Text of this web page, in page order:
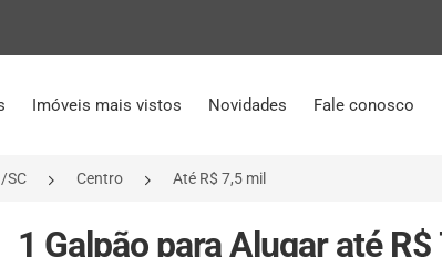
Imóveis mais vistos Novidades Fale conosco
SC Centro Até R$ 7,5 mil
1 Galpão para Alugar até